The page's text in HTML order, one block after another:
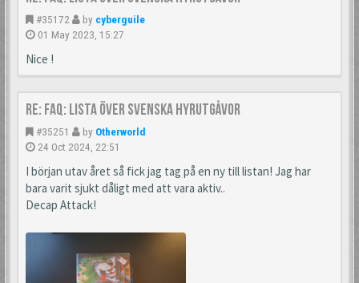
#35172 by cyberguile
01 May 2023, 15:27
Nice !
Re: FAQ: Lista över svenska hyrutgåvor
#35251 by Otherworld
24 Oct 2024, 22:51
I början utav året så fick jag tag på en ny till listan! Jag har
bara varit sjukt dåligt med att vara aktiv..
Decap Attack!